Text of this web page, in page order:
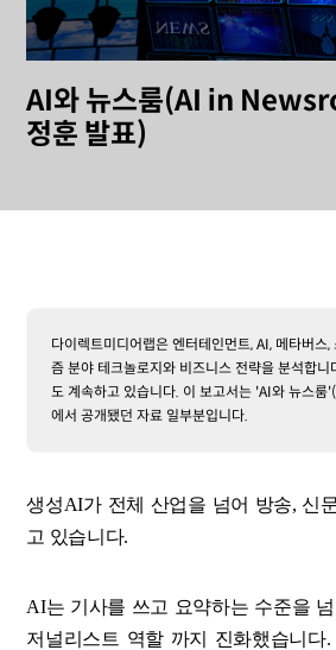
AI와 뉴스룸(AI in
정훈 발표)
다이렉트미디어랩은 엔터테인먼트, AI, 메타버스,
즘 분야 테크놀로지와 비즈니스 전략을 분석합
도 계속하고 있습니다. 이 보고서는 'AI와 뉴스
에서 공개됐던 자료 일부분입니다.
생성AI가 전체 산업을 넘어 방송, 신
고 있습니다.
AI는 기사를 쓰고 요약하는 수준을
저널리스트 역할 까지 진화했습니다